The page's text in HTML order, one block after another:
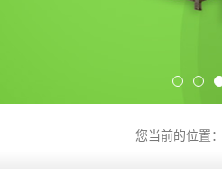
您当前的位置：